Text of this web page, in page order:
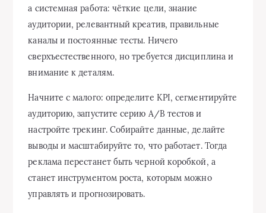
а системная работа: чёткие цели, знание
аудитории, релевантный креатив, правильные
каналы и постоянные тесты. Ничего
сверхъестественного, но требуется дисциплина и
внимание к деталям.
Начните с малого: определите KPI, сегментируйте
аудиторию, запустите серию A/B тестов и
настройте трекинг. Собирайте данные, делайте
выводы и масштабируйте то, что работает. Тогда
реклама перестанет быть черной коробкой, а
станет инструментом роста, которым можно
управлять и прогнозировать.